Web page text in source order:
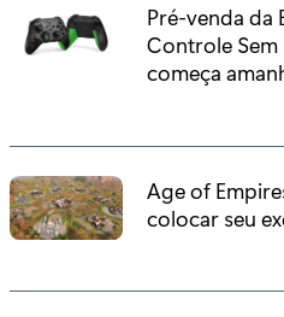
Pré-venda da
Controle Sem
começa
Age of
colocar seu